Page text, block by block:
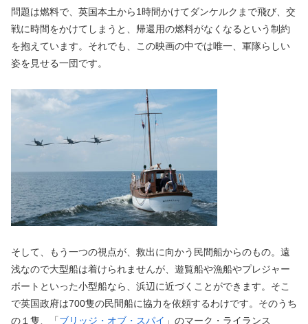
問題は燃料で、英国本土から1時間かけてダンケルクまで飛び、交
戦に時間をかけてしまうと、帰還用の燃料がなくなるという制約
を抱えています。それでも、この映画の中では唯一、軍隊らしい
姿を見せる一団です。
そして、もう一つの視点が、救出に向かう民間船からのもの。遠
浅なので大型船は着けられませんが、遊覧船や漁船やプレジャー
ボートといった小型船なら、浜辺に近づくことができます。そこ
で英国政府は700隻の民間船に協力を依頼するわけです。そのうち
の１隻、「ブリッジ・オブ・スパイ 」のマーク・ライランス